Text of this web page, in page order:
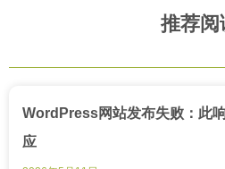
推荐阅
WordPress网站发布失败：此
应